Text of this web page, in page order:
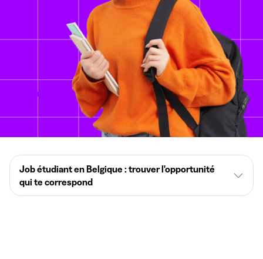
Job étudiant en Belgique : trouver l'opportunité
qui te correspond